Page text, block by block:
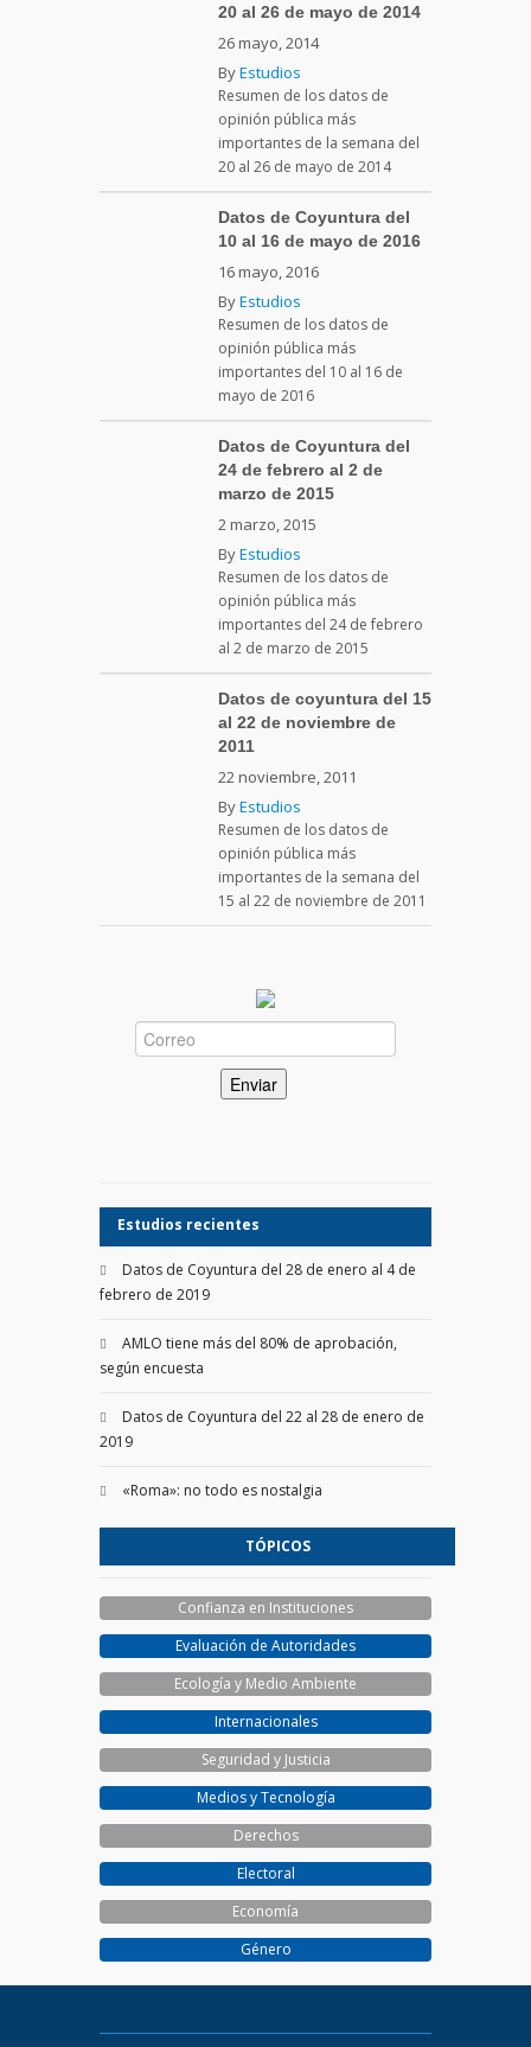
20 al 26 de mayo de 2014
26 mayo, 2014
ByEstudios
Resumen de los datos de
opinión pública más
importantes de la semana del
20 al 26 de mayo de 2014
Datos de Coyuntura del
10 al 16 de mayo de 2016
16 mayo, 2016
ByEstudios
Resumen de los datos de
opinión pública más
importantes del 10 al 16 de
mayo de 2016
Datos de Coyuntura del
24 de febrero al 2 de
marzo de 2015
2 marzo, 2015
ByEstudios
Resumen de los datos de
opinión pública más
importantes del 24 de febrero
al 2 de marzo de 2015
Datos de coyuntura del 15
al 22 de noviembre de
2011
22 noviembre, 2011
ByEstudios
Resumen de los datos de
opinión pública más
importantes de la semana del
15 al 22 de noviembre de 2011
Estudios recientes
Datos de Coyuntura del 28 de enero al 4 de
febrero de 2019
AMLO tiene más del 80% de aprobación,
según encuesta
Datos de Coyuntura del 22 al 28 de enero de
2019
«Roma»: no todo es nostalgia
TÓPICOS
Confianza en Instituciones
Evaluación de Autoridades
Ecología y Medio Ambiente
Internacionales
Seguridad y Justicia
Medios y Tecnología
Derechos
Electoral
Economía
Género